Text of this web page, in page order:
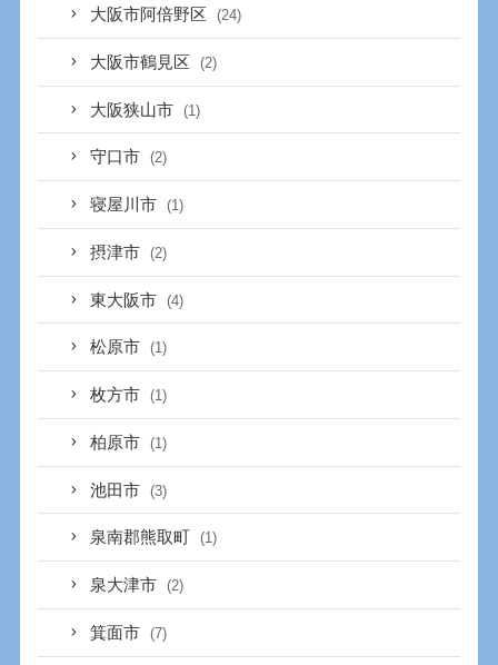
大阪市阿倍野区 (24)
大阪市鶴見区 (2)
大阪狭山市 (1)
守口市 (2)
寝屋川市 (1)
摂津市 (2)
東大阪市 (4)
松原市 (1)
枚方市 (1)
柏原市 (1)
池田市 (3)
泉南郡熊取町 (1)
泉大津市 (2)
箕面市 (7)